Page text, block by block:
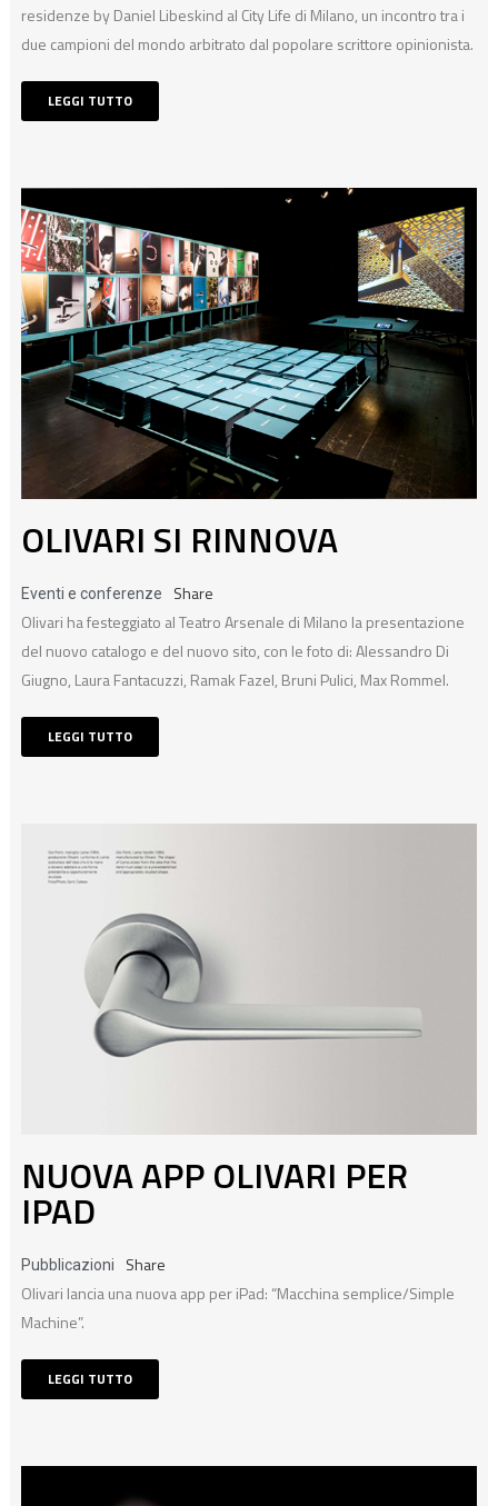
residenze by Daniel Libeskind al City Life di Milano, un incontro tra i
due campioni del mondo arbitrato dal popolare scrittore opinionista.
LEGGI TUTTO
OLIVARI SI RINNOVA
Eventi e conferenze
Share
Olivari ha festeggiato al Teatro Arsenale di Milano la presentazione
del nuovo catalogo e del nuovo sito, con le foto di: Alessandro Di
Giugno, Laura Fantacuzzi, Ramak Fazel, Bruni Pulici, Max Rommel.
LEGGI TUTTO
NUOVA APP OLIVARI PER
IPAD
Pubblicazioni
Share
Olivari lancia una nuova app per iPad: “Macchina semplice/Simple
Machine”.
LEGGI TUTTO